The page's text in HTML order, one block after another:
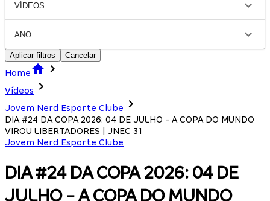
VÍDEOS
ANO
Aplicar filtros Cancelar
Home
Vídeos
Jovem Nerd Esporte Clube
DIA #24 DA COPA 2026: 04 DE JULHO - A COPA DO MUNDO
VIROU LIBERTADORES | JNEC 31
Jovem Nerd Esporte Clube
DIA #24 DA COPA 2026: 04 DE
JULHO - A COPA DO MUNDO